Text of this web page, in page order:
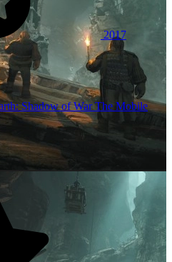
2017
Shadow of War The Mobile